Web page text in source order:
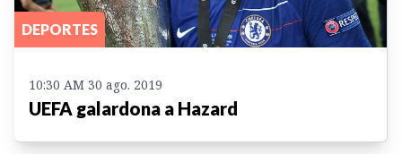
DEPORTES
10:30 AM 30 ago. 2019
UEFA galardona a Hazard